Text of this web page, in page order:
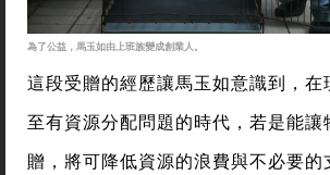
為了公益，馬玉如由上班族變成創業人。
這段受贈的經歷讓馬玉如意識到，在
至有資源分配問題的時代，若是能讓
贈，將可降低資源的浪費與不必要的